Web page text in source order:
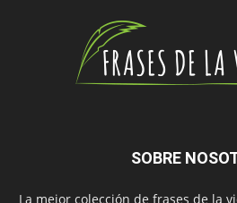
SOBRE
La mejor colección de frases de la